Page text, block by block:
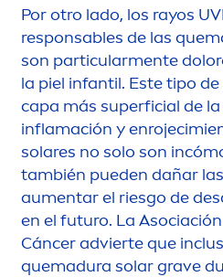
Por otro lado, los rayos
responsables de las
son particularmente
la piel infantil. Este tipo
capa más superficial de
inflamación y
solares no solo son
también pueden dañar
aumentar el riesgo de
en el futuro. La
Cáncer advierte que
quemadura solar grave